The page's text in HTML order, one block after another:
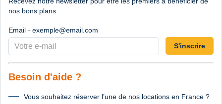
nos bons plans.
Email - exemple@email.com
S'inscrire
Besoin d'aide ?
Vous souhaitez réserver l’une de nos locations en France ?